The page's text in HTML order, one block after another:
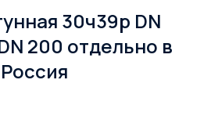
30ч39р DN
200 отдельно в